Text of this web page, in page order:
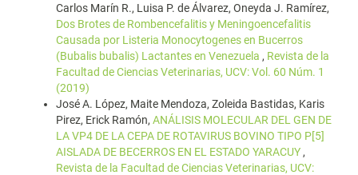
Carlos Marín R., Luisa P. de Álvarez, Oneyda J. Ramírez,
Dos Brotes de Rombencefalitis y Meningoencefalitis
Causada por Listeria Monocytogenes en Bucerros
(Bubalis bubalis) Lactantes en Venezuela , Revista de la
Facultad de Ciencias Veterinarias, UCV: Vol. 60 Núm. 1
(2019)
José A. López, Maite Mendoza, Zoleida Bastidas, Karis
Pirez, Erick Ramón, ANÁLISIS MOLECULAR DEL GEN DE
LA VP4 DE LA CEPA DE ROTAVIRUS BOVINO TIPO P[5]
AISLADA DE BECERROS EN EL ESTADO YARACUY ,
Revista de la Facultad de Ciencias Veterinarias, UCV: